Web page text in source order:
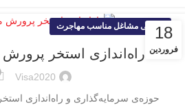
18
فروردین
معرفی مشاغل مناسب مهاجرت
راه‌اندازی استخر پرورش
Visa2020
حوزه‌ی سرمایه‌گذاری و راه‌اندازی